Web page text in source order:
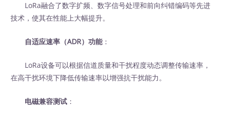
LoRa融合了数字扩频、数字信号处理和前向纠错编码等先进
技术，使其在性能上大幅提升。
自适应速率（ADR）功能：
LoRa设备可以根据信道质量和干扰程度动态调整传输速率，
在高干扰环境下降低传输速率以增强抗干扰能力。
电磁兼容测试 ：